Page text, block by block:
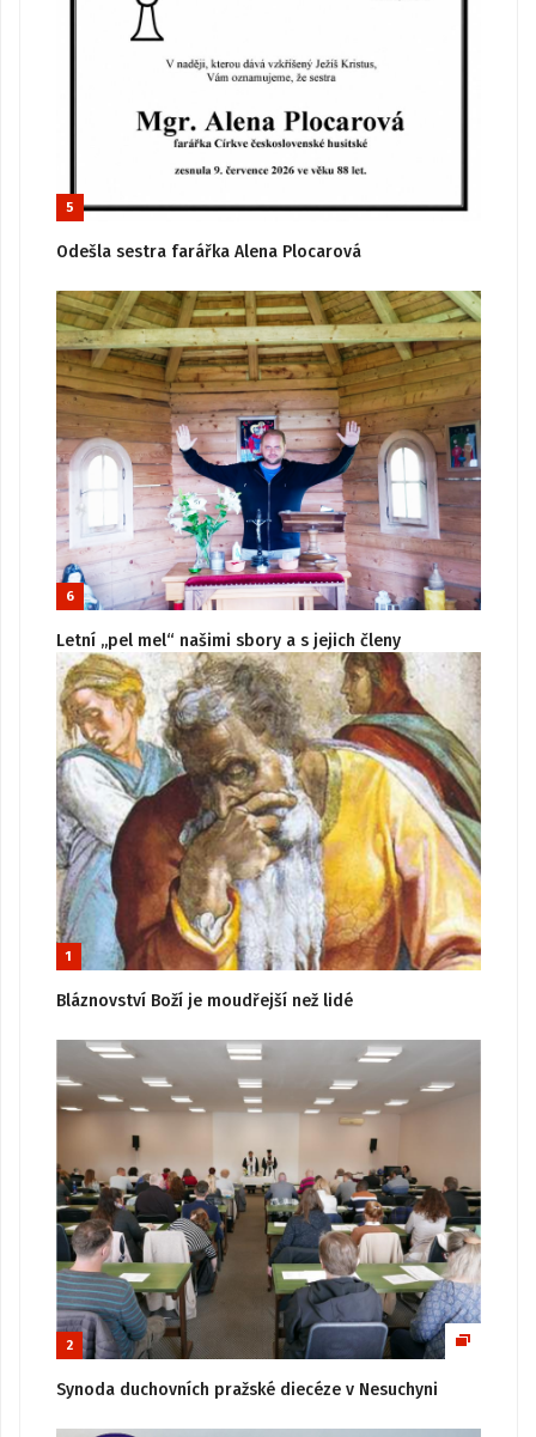
5
Odešla sestra farářka Alena Plocarová
6
Letní „pel mel“ našimi sbory a s jejich členy
1
Bláznovství Boží je moudřejší než lidé
2
Synoda duchovních pražské diecéze v Nesuchyni